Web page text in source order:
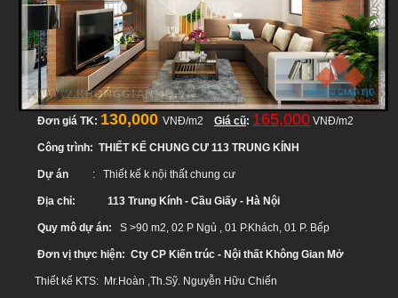
Đơn giá TK: 130,000 VNĐ/m2 Giá cũ: 165,000 VNĐ/m2
Công trình: THIẾT KẾ CHUNG CƯ 113 TRUNG KÍNH
Dự án : Thiết kế k nội thất chung cư
Địa chỉ: 113 Trung Kính - Cầu Giấy - Hà Nội
Quy mô dự án: S >90 m2, 02 P Ngủ , 01 P.Khách, 01 P. Bếp
Đơn vị thực hiện: Cty CP Kiến trúc - Nội thất Không Gian Mở
Thiết kế KTS: Mr.Hoàn ,Th.Sỹ. Nguyễn Hữu Chiến